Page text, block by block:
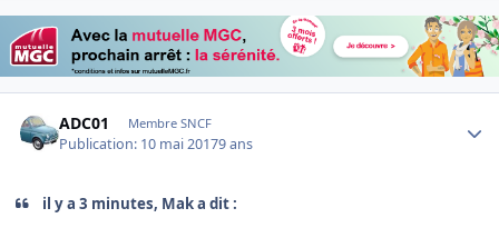
ADC01 Membre SNCF
Publication: 10 mai 20179 ans
il y a 3 minutes, Mak a dit :